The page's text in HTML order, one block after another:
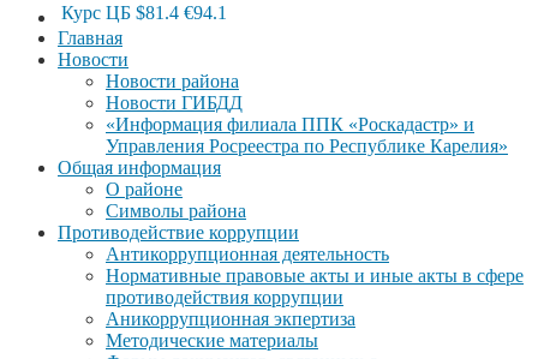
Курс ЦБ $81.4 €94.1
Главная
Новости
Новости района
Новости ГИБДД
«Информация филиала ППК «Роскадастр» и
Управления Росреестра по Республике Карелия»
Общая информация
О районе
Символы района
Противодействие коррупции
Антикоррупционная деятельность
Нормативные правовые акты и иные акты в сфере
противодействия коррупции
Аникоррупционная экпертиза
Методические материалы